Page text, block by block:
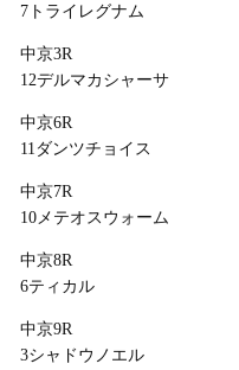
7トライレグナム
中京3R
12デルマカシャーサ
中京6R
11ダンツチョイス
中京7R
10メテオスウォーム
中京8R
6ティカル
中京9R
3シャドウノエル